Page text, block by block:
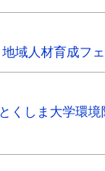
域⼈材育成フ
くしま大学環